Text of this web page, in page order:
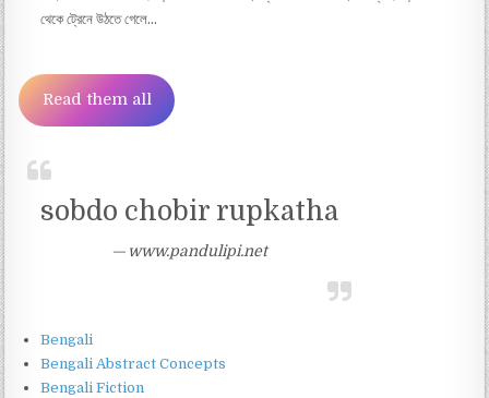
থেকে ট্রেনে উঠতে গেলে…
Read them all
sobdo chobir rupkatha
www.pandulipi.net
Bengali
Bengali Abstract Concepts
Bengali Fiction